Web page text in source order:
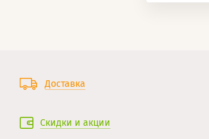
Доставка
Скидки и акции